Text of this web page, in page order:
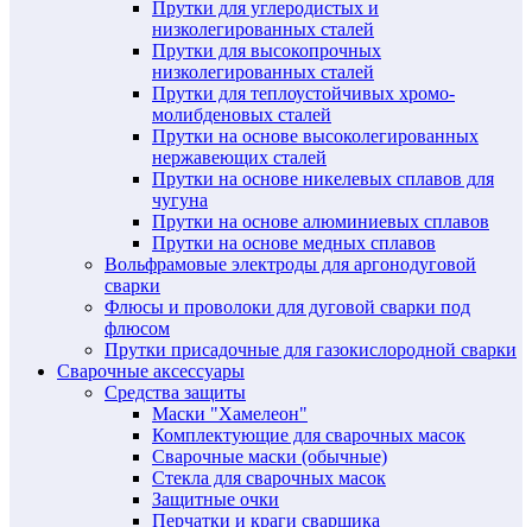
Прутки для углеродистых и
низколегированных сталей
Прутки для высокопрочных
низколегированных сталей
Прутки для теплоустойчивых хромо-
молибденовых сталей
Прутки на основе высоколегированных
нержавеющих сталей
Прутки на основе никелевых сплавов для
чугуна
Прутки на основе алюминиевых сплавов
Прутки на основе медных сплавов
Вольфрамовые электроды для аргонодуговой
сварки
Флюсы и проволоки для дуговой сварки под
флюсом
Прутки присадочные для газокислородной сварки
Сварочные аксессуары
Средства защиты
Маски "Хамелеон"
Комплектующие для сварочных масок
Сварочные маски (обычные)
Стекла для сварочных масок
Защитные очки
Перчатки и краги сварщика